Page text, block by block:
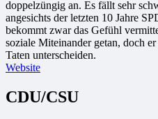
doppelzüngig an. Es fällt sehr
angesichts der letzten 10 Jahre
bekommt zwar das Gefühl
soziale Miteinander getan, doch
Taten unterscheiden.
Website
CDU/CSU